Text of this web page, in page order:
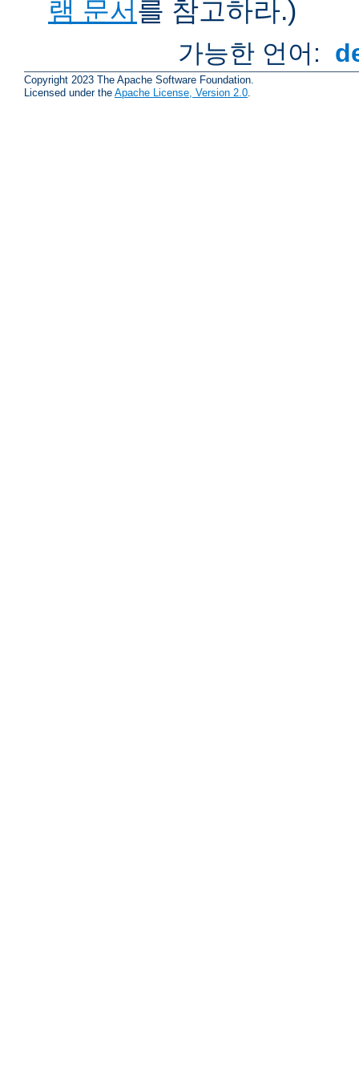
램 문서를 참고하라.)
가능한 언어:
Copyright 2023 The Apache Software Foundation.
Licensed under the Apache License, Version 2.0.